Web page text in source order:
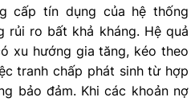
cấp tín dụng của hệ thống
rủi ro bất khả kháng. Hệ quả
xu hướng gia tăng, kéo theo
tranh chấp phát sinh từ hợp
bảo đảm. Khi các khoản nợ